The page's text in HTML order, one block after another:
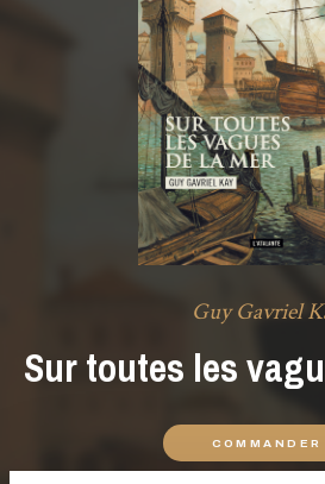
Guy Gavriel
Sur toutes les
COMMANDER